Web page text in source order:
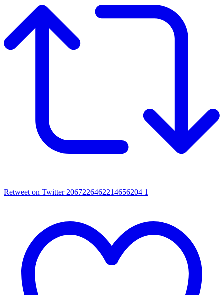
Retweet on Twitter 2067226462214656204 1